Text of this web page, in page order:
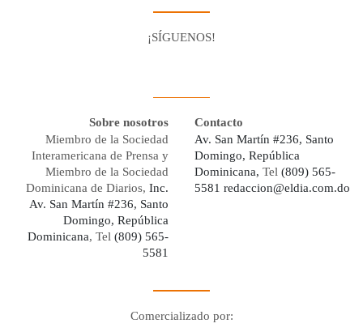
¡SÍGUENOS!
Sobre nosotros
Miembro de la Sociedad
Interamericana de Prensa y
Miembro de la Sociedad
Dominicana de Diarios, Inc.
Av. San Martín #236, Santo
Domingo, República
Dominicana, Tel (809) 565-
5581
Contacto
Av. San Martín #236, Santo
Domingo, República
Dominicana, Tel (809) 565-
5581 redaccion@eldia.com.do
Comercializado por: